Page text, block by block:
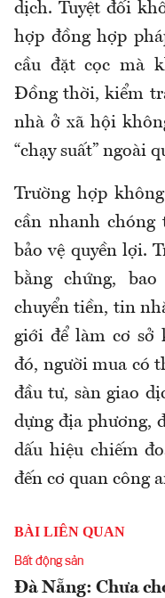
dịch. Tuyệt đối
hợp đồng hợp
cầu đặt cọc mà
Đồng thời, kiểm
nhà ở xã hội
“chạy suất” ngoài
Trường hợp
cần nhanh chóng
bảo vệ quyền lợi.
bằng chứng,
chuyển tiền, tin
giới để làm cơ sở
đó, người mua có
đầu tư, sàn giao
dựng địa phương,
dấu hiệu chiếm
đến cơ quan công
BÀI LIÊN QUAN
Bất động sản
Đà Nẵng: Chưa